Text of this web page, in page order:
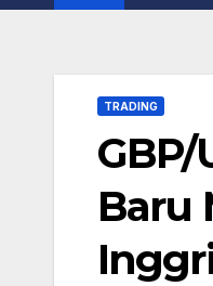
TRADING
Baru